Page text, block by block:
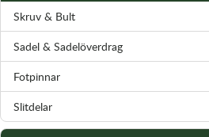
Skruv & Bult
Sadel & Sadelöverdrag
Fotpinnar
Slitdelar